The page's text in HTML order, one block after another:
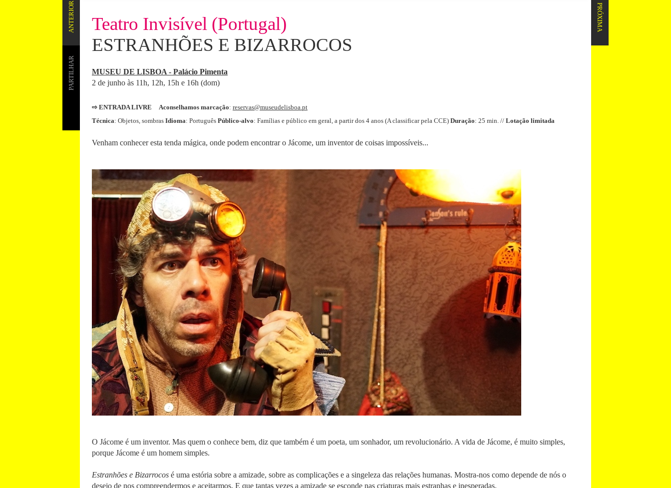
PRÓXIMA
ANTERIOR
PARTILHAR
Teatro Invisível (Portugal)
ESTRANHÕES E BIZARROCOS
MUSEU DE LISBOA - Palácio Pimenta
2 de junho às 11h, 12h, 15h e 16h (dom)
⇨ ENTRADA LIVRE Aconselhamos marcação: reservas@museudelisboa.pt
Técnica: Objetos, sombras Idioma: Português Público-alvo: Famílias e público em geral, a partir dos 4 anos (A classificar pela CCE) Duração: 25 min. // Lotação limitada
Venham conhecer esta tenda mágica, onde podem encontrar o Jácome, um inventor de coisas impossíveis...
O Jácome é um inventor. Mas quem o conhece bem, diz que também é um poeta, um sonhador, um revolucionário. A vida de Jácome, é muito simples,
porque Jácome é um homem simples.
Estranhões e Bizarrocos é uma estória sobre a amizade, sobre as complicações e a singeleza das relações humanas. Mostra-nos como depende de nós o
desejo de nos compreendermos e aceitarmos. E que tantas vezes a amizade se esconde nas criaturas mais estranhas e inesperadas.